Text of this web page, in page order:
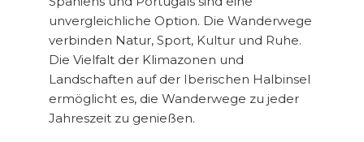
unvergleichliche Option. Die Wanderwege
verbinden Natur, Sport, Kultur und Ruhe.
Die Vielfalt der Klimazonen und
Landschaften auf der Iberischen Halbinsel
ermöglicht es, die Wanderwege zu jeder
Jahreszeit zu genießen.